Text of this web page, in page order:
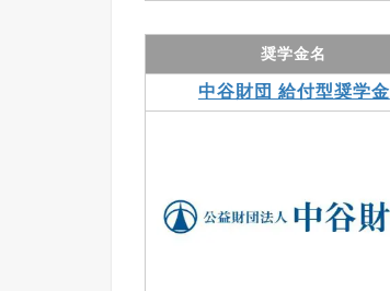
奨学金名
中谷財団 給付型奨学金